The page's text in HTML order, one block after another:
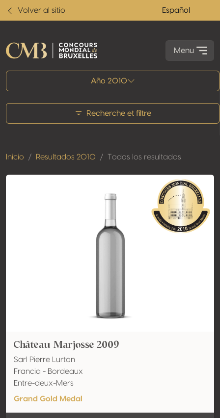
Volver al sitio Español
Menu
Año 2010
Recherche et filtre
Inicio Resultados 2010 Todos los resultados
Château Marjosse 2009
Sarl Pierre Lurton
Francia - Bordeaux
Entre-deux-Mers
Grand Gold Medal